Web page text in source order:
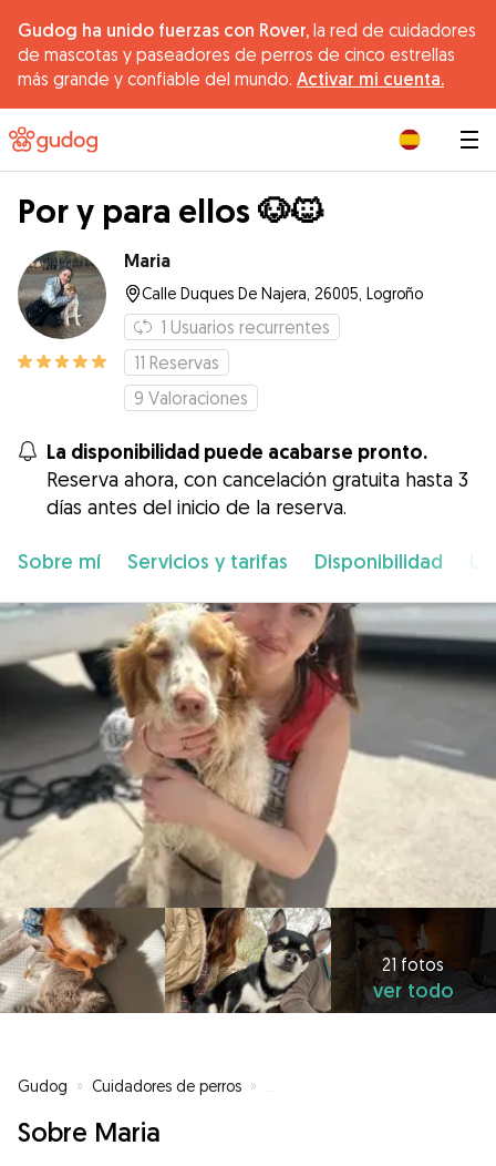
Gudog ha unido fuerzas con Rover, la red de cuidadores
de mascotas y paseadores de perros de cinco estrellas
más grande y confiable del mundo. Activar mi cuenta.
Por y para ellos 🐶🐱
Maria
Calle Duques De Najera, 26005, Logroño
1 Usuarios recurrentes
11 Reservas
9 Valoraciones
La disponibilidad puede acabarse pronto.
Reserva ahora, con cancelación gratuita hasta 3
días antes del inicio de la reserva.
Sobre mí Servicios y tarifas Disponibilidad
21 fotos
ver todo
Gudog » Cuidadores de perros »
Sobre Maria